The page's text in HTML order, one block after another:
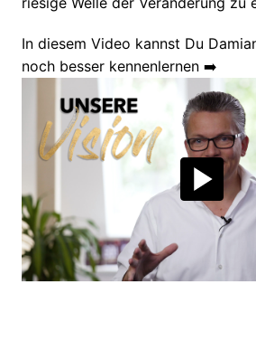
In diesem Video kannst Du
noch besser kennenlernen ➡️